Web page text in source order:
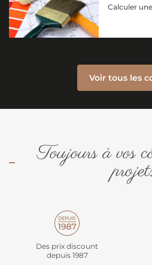
Calculer
Voir tous les
Toujours à vos
Des prix discount
depuis 1987